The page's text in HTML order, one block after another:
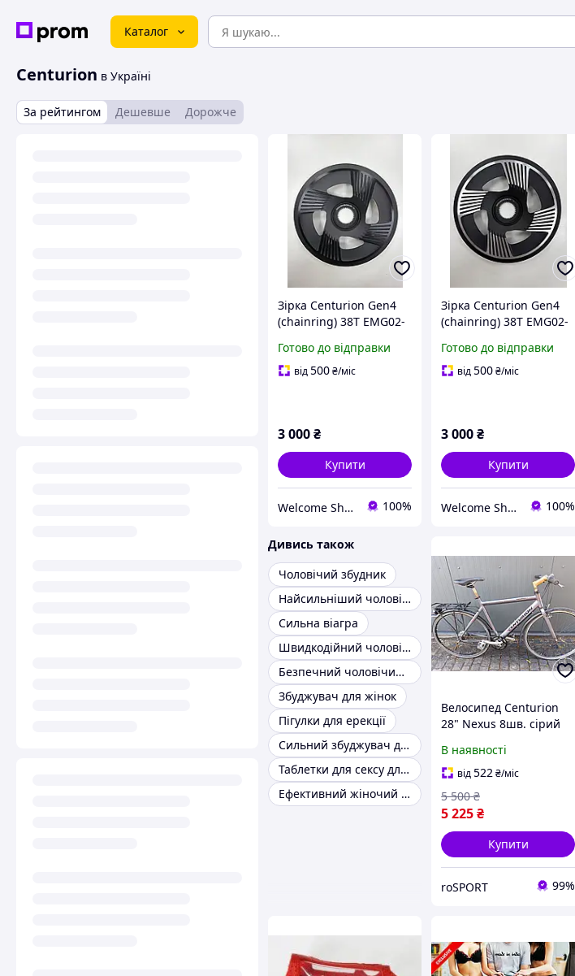
Каталог
Centurion в Україні
За рейтингом Дешевше Дорожче
Зірка Centurion Gen4
(chainring) 38T EMG02-
wide Black 11/12
швидкостей
Готово до відправки
від500₴/міс
3 000₴
Купити
Welcome Shop Store1 100%
Зірка Centurion Gen4
(chainring) 38T EMG02-
wide Black 11/12
швидкостей
Готово до відправки
від500₴/міс
3 000₴
Купити
Welcome Shop Store1 100%
Дивись також
Чоловічий збудник
Найсильніший чоловічий збудник
Сильна віагра
Швидкодійний чоловічий збудник
Безпечний чоловічий збудник
Збуджувач для жінок
Пігулки для ерекції
Сильний збуджувач для жінок
Таблетки для сексу для жінок
Ефективний жіночий збудник
Велосипед Centurion
28" Nexus 8шв. сірий
В наявності
від522₴/міс
5 225₴
5 500 ₴
Купити
roSPORT 99%